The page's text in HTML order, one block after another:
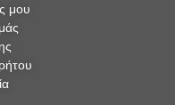
μου